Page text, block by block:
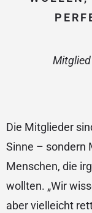
Mitglied
Die Mitglieder
Sinne – sondern
Menschen, die
wollten. „Wir
aber vielleicht